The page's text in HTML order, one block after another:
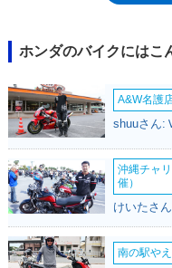
ホンダのバイクにはこ
A&W名護
shuuさん:
沖縄チャ
催）
南の駅や